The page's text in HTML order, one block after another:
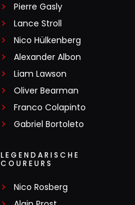
Pierre Gasly
Lance Stroll
Nico Hülkenberg
Alexander Albon
Liam Lawson
Oliver Bearman
Franco Colapinto
Gabriel Bortoleto
LEGENDARISCHE
COUREURS
Nico Rosberg